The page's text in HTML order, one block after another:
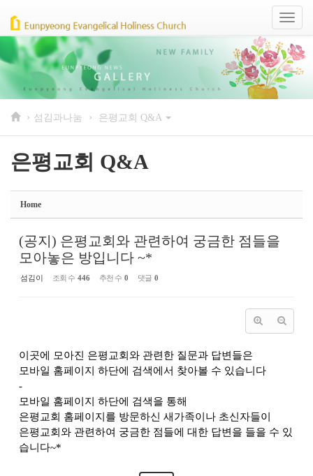
Toggle
› 섬김과나눔 › 은평교회 Q&A
은평교회 Q&A
Home
(공지) 은평교회와 관련하여 궁금한 점들을
모아놓은 방입니다 ~*
섬김이 조회 수 446 추천 수 0 댓글 0
이곳에 모아진 은평교회와 관련한 질문과 답변들은
모바일 홈페이지 하단에 검색에서 찾아볼 수 있습니다
-
모바일 홈페이지 하단에 검색을 통해
은평교회 홈페이지를 방문하신 새가족이나 초신자들이
은평교회와 관련하여 궁금한 점들에 대한 답변을 들을 수 있
습니다~*